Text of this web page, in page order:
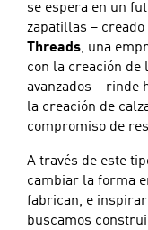
se espera en un
zapatillas –
Threads, una
con la creación de
avanzados – rinde
la creación de
compromiso de
A través de este
cambiar la forma
fabrican, e
buscamos